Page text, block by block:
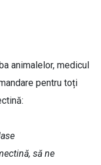
animalelor, medicul
pentru toți
să ne